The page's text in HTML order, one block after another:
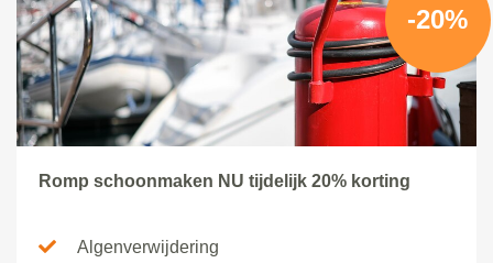
-20%
Romp schoonmaken NU tijdelijk 20% korting
Algenverwijdering